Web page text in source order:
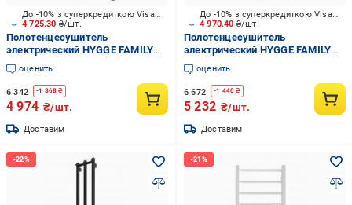
4 725.30 ₴/шт.
До -10% з суперкредиткою Visa Вигода
Полотенцесушитель
электрический HYGGE FAMILY
Leeds 770x430 черный мат
оценить
6 342 -1 368 ₴
4 974 ₴/шт.
Доставим
4 970.40 ₴/шт.
До -10% з суперкредиткою Visa Вигода
Полотенцесушитель
электрический HYGGE FAMILY
Leeds 770x530 черный мат
оценить
6 672 -1 440 ₴
5 232 ₴/шт.
Доставим